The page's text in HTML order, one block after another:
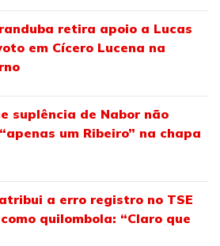
retira apoio a Lucas
em Cícero Lucena na
suplência de Nabor não
um Ribeiro” na chapa
a erro registro no TSE
quilombola: “Claro que